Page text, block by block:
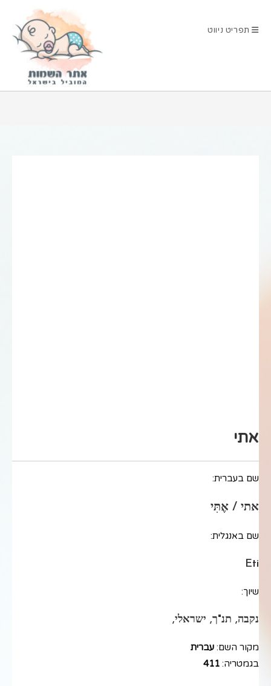
תפריט ניווט
אתי
שם בעברית:
אתי / אֶתִּי
שם באנגלית:
Eti
שיוך:
נקבה, תנ"ך, ישראלי,
מקור השם: עברית
בגמטריה: 411